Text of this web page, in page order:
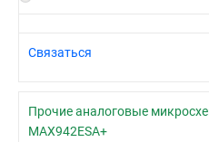
Связаться
Прочие аналоговые
MAX942ESA+